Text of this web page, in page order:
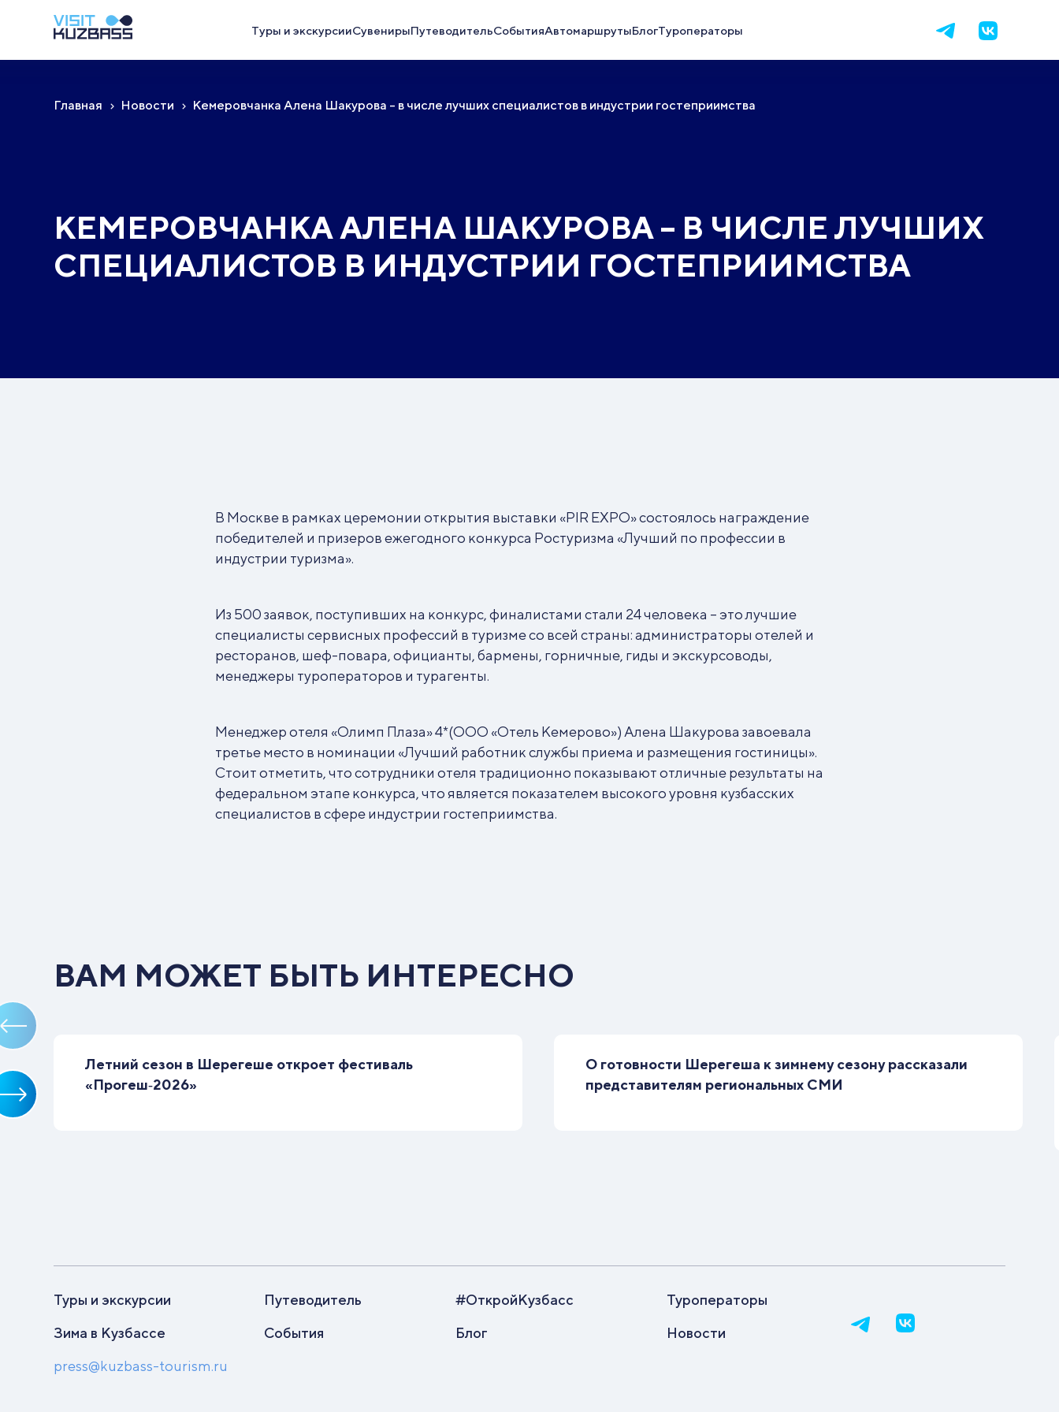
Туры и экскурсииСувенирыПутеводительСобытияАвтомаршрутыБлогТуроператоры
Главная Новости Кемеровчанка Алена Шакурова – в числе лучших специалистов в индустрии гостеприимства
КЕМЕРОВЧАНКА АЛЕНА ШАКУРОВА – В ЧИСЛЕ ЛУЧШИХ
СПЕЦИАЛИСТОВ В ИНДУСТРИИ ГОСТЕПРИИМСТВА
В Москве в рамках церемонии открытия выставки «PIR EXPO» состоялось награждение
победителей и призеров ежегодного конкурса Ростуризма «Лучший по профессии в
индустрии туризма».
Из 500 заявок, поступивших на конкурс, финалистами стали 24 человека – это лучшие
специалисты сервисных профессий в туризме со всей страны: администраторы отелей и
ресторанов, шеф-повара, официанты, бармены, горничные, гиды и экскурсоводы,
менеджеры туроператоров и турагенты.
Менеджер отеля «Олимп Плаза» 4*(ООО «Отель Кемерово») Алена Шакурова завоевала
третье место в номинации «Лучший работник службы приема и размещения гостиницы».
Стоит отметить, что сотрудники отеля традиционно показывают отличные результаты на
федеральном этапе конкурса, что является показателем высокого уровня кузбасских
специалистов в сфере индустрии гостеприимства.
ВАМ МОЖЕТ БЫТЬ ИНТЕРЕСНО
Летний сезон в Шерегеше откроет фестиваль
«Прогеш‑2026»
О готовности Шерегеша к зимнему сезону рассказали
представителям региональных СМИ
Туры и экскурсии
Зима в Кузбассе
Путеводитель
События
#ОткройКузбасс
Блог
Туроператоры
Новости
press@kuzbass-tourism.ru